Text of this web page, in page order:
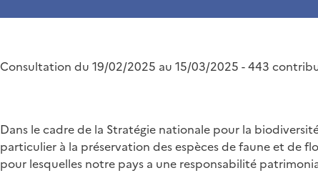
Consultation du 19/02/2025 au 15/03/2025 - 443
Dans le cadre de la Stratégie nationale pour la
particulier à la préservation des espèces de faune et de
pour lesquelles notre pays a une responsabilité